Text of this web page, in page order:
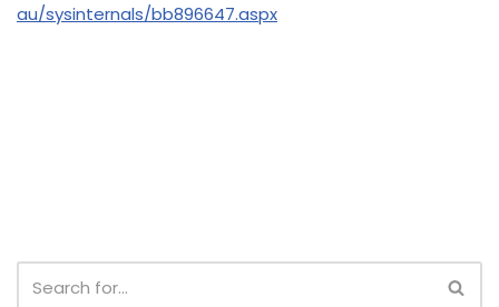
au/sysinternals/bb896647.aspx